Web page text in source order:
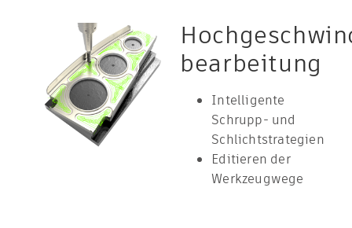
bearbeitung
Intelligente
Schrupp- und
Schlichtstrategien
Editieren der
Werkzeugwege